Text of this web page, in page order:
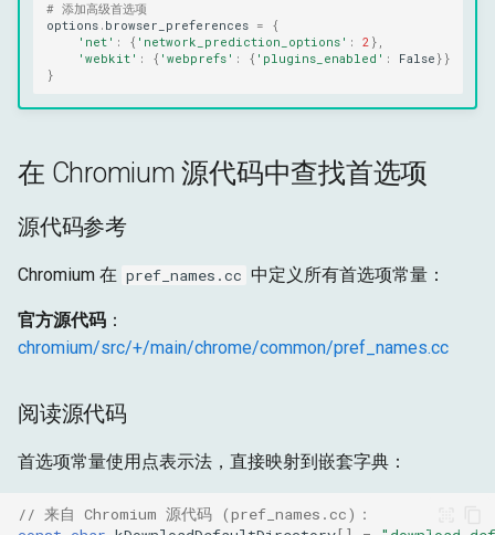
# 添加高级首选项
options . browser_preferences =
{
'net' : { 'network_prediction_options' : 2 },
'webkit' : { 'webprefs' : { 'plugins_enabled' : False }}
}
在 Chromium 源代码中查找首选项
源代码参考
Chromium 在 pref_names.cc 中定义所有首选项常量：
官方源代码 ：
chromium/src/+/main/chrome/common/pref_names.cc
阅读源代码
首选项常量使用点表示法，直接映射到嵌套字典：
// 来自 Chromium 源代码 (pref_names.cc)：